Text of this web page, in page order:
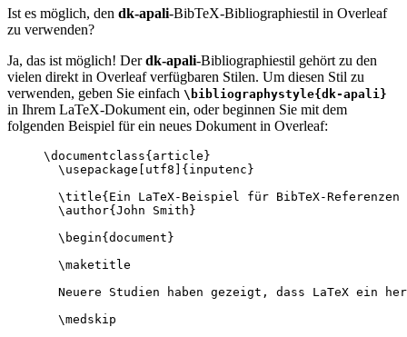
Ist es möglich, den dk-apali-BibTeX-Bibliographiestil in Overleaf
zu verwenden?
Ja, das ist möglich! Derdk-apali-Bibliographiestil gehört zu den
vielen direkt in Overleaf verfügbaren Stilen. Um diesen Stil zu
verwenden, geben Sie einfach \bibliographystyle{dk-apali}
in Ihrem LaTeX-Dokument ein, oder beginnen Sie mit dem
folgenden Beispiel für ein neues Dokument in Overleaf:
\documentclass{ article }
\usepackage
utf8 ]{ inputenc }
\title{Ein LaTeX-Beispiel für BibTeX-
\author{John Smith}
\begin{ document }
\maketitle
Neuere Studien haben gezeigt, dass LaTeX ein
\medskip